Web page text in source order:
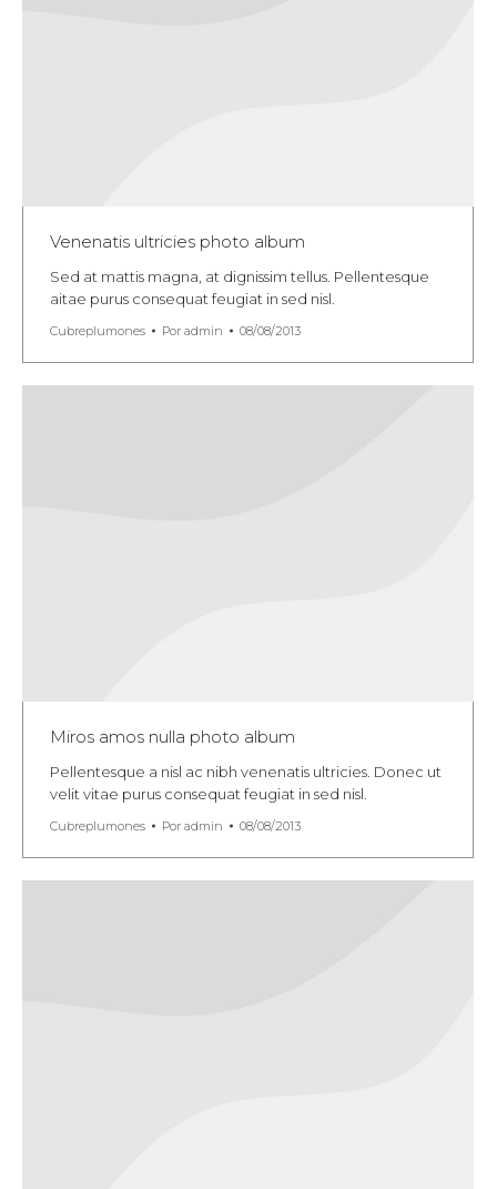
Venenatis ultricies photo album
Sed at mattis magna, at dignissim tellus. Pellentesque
aitae purus consequat feugiat in sed nisl.
Cubreplumones Por admin 08/08/2013
Miros amos nulla photo album
Pellentesque a nisl ac nibh venenatis ultricies. Donec ut
velit vitae purus consequat feugiat in sed nisl.
Cubreplumones Por admin 08/08/2013